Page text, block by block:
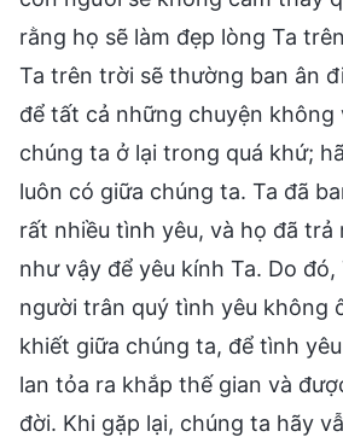
rằng họ sẽ làm đẹp lòng Ta
Ta trên trời sẽ thường ban ân
để tất cả những chuyện không
chúng ta ở lại trong quá khứ;
luôn có giữa chúng ta. Ta đã
rất nhiều tình yêu, và họ đã trả
như vậy để yêu kính Ta. Do
người trân quý tình yêu không
khiết giữa chúng ta, để tình
lan tỏa ra khắp thế gian và
đời. Khi gặp lại, chúng ta hãy